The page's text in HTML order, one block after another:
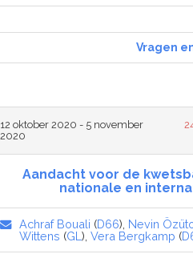
Vragen
12 oktober 2020 - 5 november
2020
Aandacht voor de
nationale en
Achraf Bouali (D66), Nevin
Wittens (GL ), Vera Bergkamp (